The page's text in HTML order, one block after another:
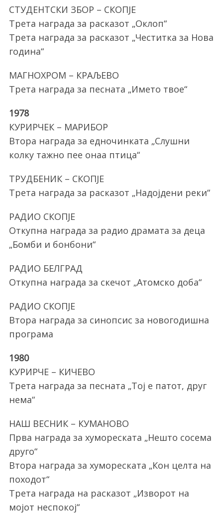
СТУДЕНТСКИ ЗБОР – СКОПЈЕ
Трета награда за расказот „Оклоп“
Трета награда за расказот „Честитка за Нова
година“
МАГНОХРОМ – КРАЉЕВО
Трета награда за песната „Името твое“
1978
КУРИРЧЕК – МАРИБОР
Втора награда за едночинката „Слушни
колку тажно пее онаа птица“
ТРУДБЕНИК – СКОПЈЕ
Трета награда за расказот „Надојдени реки“
РАДИО СКОПЈЕ
Откупна награда за радио драмата за деца
„Бомби и бонбони“
РАДИО БЕЛГРАД
Откупна награда за скечот „Атомско доба“
РАДИО СКОПЈЕ
Втора награда за синопсис за новогодишна
програма
1980
КУРИРЧЕ – КИЧЕВО
Трета награда за песната „Тој е патот, друг
нема“
НАШ ВЕСНИК – КУМАНОВО
Прва награда за хумореската „Нешто сосема
друго“
Втора награда за хумореската „Кон целта на
походот“
Трета награда на расказот „Изворот на
мојот неспокој“
h
o
r
: